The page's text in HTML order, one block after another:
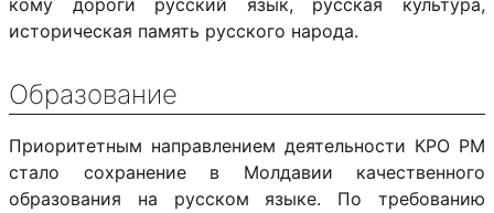
кому дороги русский язык, русская культура,
историческая память русского народа.
Образование
Приоритетным направлением деятельности КРО РМ
стало сохранение в Молдавии качественного
образования на русском языке. По требованию